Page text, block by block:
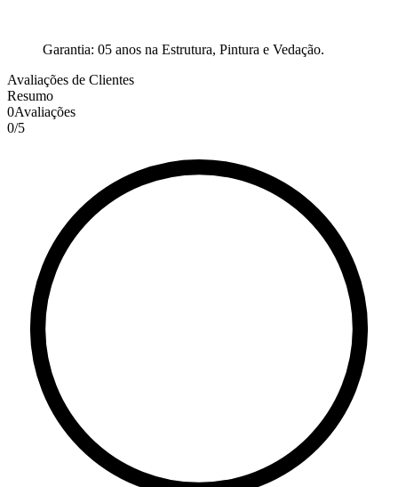
Garantia: 05 anos na Estrutura, Pintura e Vedação.
Avaliações de Clientes
Resumo
0Avaliações
0/5